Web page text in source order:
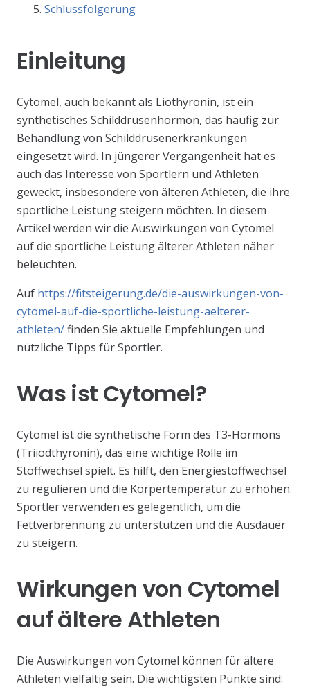
Schlussfolgerung
Einleitung
Cytomel, auch bekannt als Liothyronin, ist ein
synthetisches Schilddrüsenhormon, das häufig zur
Behandlung von Schilddrüsenerkrankungen
eingesetzt wird. In jüngerer Vergangenheit hat es
auch das Interesse von Sportlern und Athleten
geweckt, insbesondere von älteren Athleten, die ihre
sportliche Leistung steigern möchten. In diesem
Artikel werden wir die Auswirkungen von Cytomel
auf die sportliche Leistung älterer Athleten näher
beleuchten.
Auf https://fitsteigerung.de/die-auswirkungen-von-
cytomel-auf-die-sportliche-leistung-aelterer-
athleten/finden Sie aktuelle Empfehlungen und
nützliche Tipps für Sportler.
Was ist Cytomel?
Cytomel ist die synthetische Form des T3-Hormons
(Triiodthyronin), das eine wichtige Rolle im
Stoffwechsel spielt. Es hilft, den Energiestoffwechsel
zu regulieren und die Körpertemperatur zu erhöhen.
Sportler verwenden es gelegentlich, um die
Fettverbrennung zu unterstützen und die Ausdauer
zu steigern.
Wirkungen von Cytomel
auf ältere Athleten
Die Auswirkungen von Cytomel können für ältere
Athleten vielfältig sein. Die wichtigsten Punkte sind: